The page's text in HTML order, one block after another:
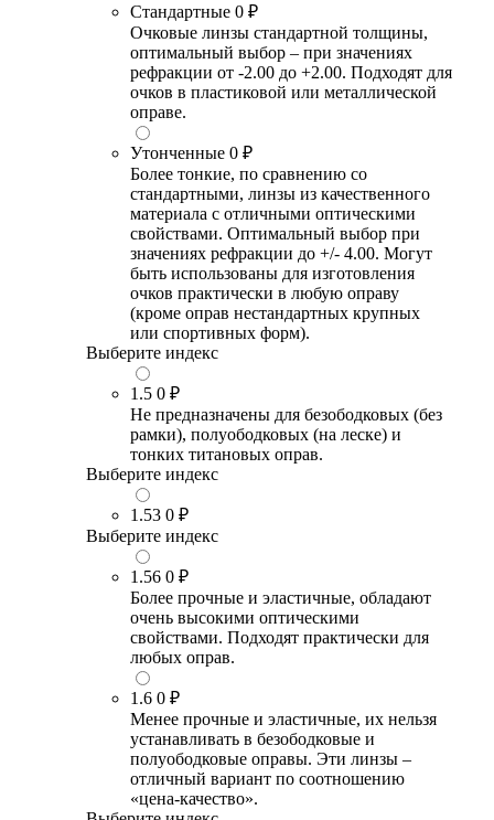
Стандартные 0 ₽
Очковые линзы стандартной толщины,
оптимальный выбор – при значениях
рефракции от -2.00 до +2.00. Подходят для
очков в пластиковой или металлической
оправе.
Утонченные 0 ₽
Более тонкие, по сравнению со
стандартными, линзы из качественного
материала с отличными оптическими
свойствами. Оптимальный выбор при
значениях рефракции до +/- 4.00. Могут
быть использованы для изготовления
очков практически в любую оправу
(кроме оправ нестандартных крупных
или спортивных форм).
Выберите индекс
1.5 0 ₽
Не предназначены для безободковых (без
рамки), полуободковых (на леске) и
тонких титановых оправ.
Выберите индекс
1.53 0 ₽
Выберите индекс
1.56 0 ₽
Более прочные и эластичные, обладают
очень высокими оптическими
свойствами. Подходят практически для
любых оправ.
1.6 0 ₽
Менее прочные и эластичные, их нельзя
устанавливать в безободковые и
полуободковые оправы. Эти линзы –
отличный вариант по соотношению
«цена-качество».